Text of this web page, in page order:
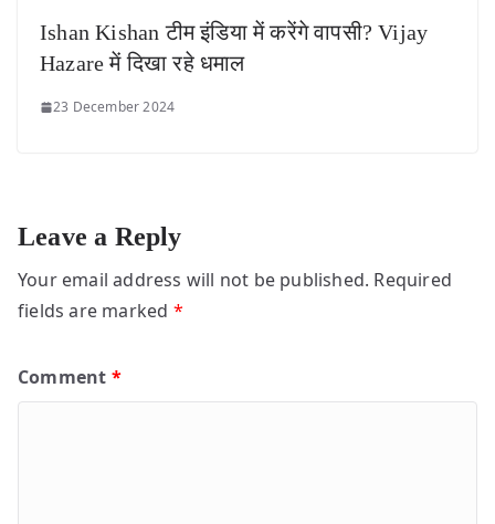
Ishan Kishan टीम इंडिया में करेंगे वापसी? Vijay
Hazare में दिखा रहे धमाल
23 December 2024
Leave a Reply
Your email address will not be published. Required
fields are marked *
Comment *